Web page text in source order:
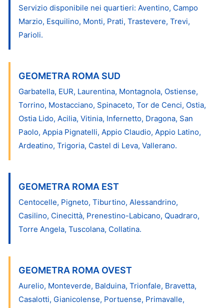
Servizio disponibile nei quartieri: Aventino, Campo
Marzio, Esquilino, Monti, Prati, Trastevere, Trevi,
Parioli.
GEOMETRA ROMA SUD
Garbatella, EUR, Laurentina, Montagnola, Ostiense,
Torrino, Mostacciano, Spinaceto, Tor de Cenci, Ostia,
Ostia Lido, Acilia, Vitinia, Infernetto, Dragona, San
Paolo, Appia Pignatelli, Appio Claudio, Appio Latino,
Ardeatino, Trigoria, Castel di Leva, Vallerano.
GEOMETRA ROMA EST
Centocelle, Pigneto, Tiburtino, Alessandrino,
Casilino, Cinecittà, Prenestino-Labicano, Quadraro,
Torre Angela, Tuscolana, Collatina.
GEOMETRA ROMA OVEST
Aurelio, Monteverde, Balduina, Trionfale, Bravetta,
Casalotti, Gianicolense, Portuense, Primavalle,